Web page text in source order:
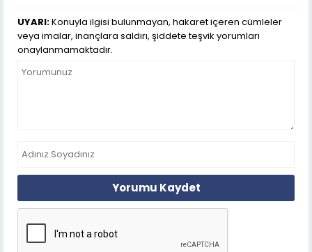
UYARI:Konuyla ilgisi bulunmayan, hakaret içeren cümleler
veya imalar, inançlara saldırı, şiddete teşvik yorumları
onaylanmamaktadır.
Yorumu Kaydet